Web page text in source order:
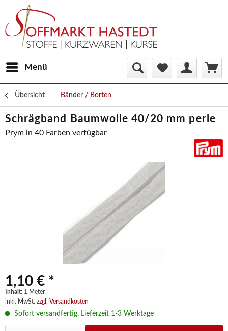
Menü
Übersicht Bänder / Borten
Schrägband Baumwolle 40/20 mm perle
Prym in 40 Farben verfügbar
1,10 € *
Inhalt: 1 Meter
inkl. MwSt. zzgl. Versandkosten
Sofort versandfertig, Lieferzeit 1-3 Werktage